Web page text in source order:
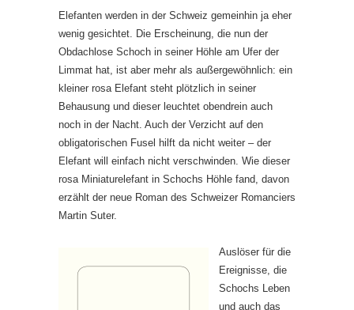
Elefanten werden in der Schweiz gemeinhin ja eher
wenig gesichtet. Die Erscheinung, die nun der
Obdachlose Schoch in seiner Höhle am Ufer der
Limmat hat, ist aber mehr als außergewöhnlich: ein
kleiner rosa Elefant steht plötzlich in seiner
Behausung und dieser leuchtet obendrein auch
noch in der Nacht. Auch der Verzicht auf den
obligatorischen Fusel hilft da nicht weiter – der
Elefant will einfach nicht verschwinden. Wie dieser
rosa Miniaturelefant in Schochs Höhle fand, davon
erzählt der neue Roman des Schweizer Romanciers
Martin Suter.
Auslöser für die
Ereignisse, die
Schochs Leben
und auch das